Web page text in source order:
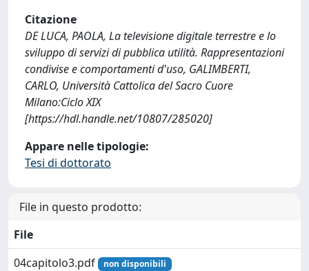
Citazione
DE LUCA, PAOLA, La televisione digitale terrestre e lo
sviluppo di servizi di pubblica utilità. Rappresentazioni
condivise e comportamenti d'uso, GALIMBERTI,
CARLO, Università Cattolica del Sacro Cuore
Milano:Ciclo XIX
[https://hdl.handle.net/10807/285020]
Appare nelle tipologie:
Tesi di dottorato
File in questo prodotto:
File
04capitolo3.pdf
non disponibili